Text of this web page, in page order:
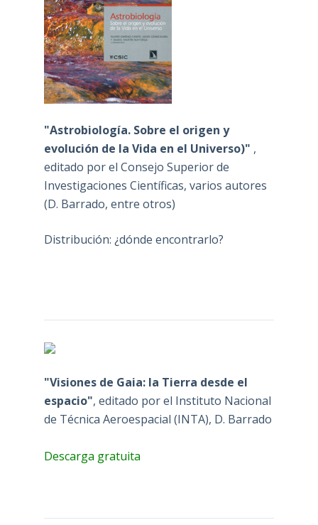
"Astrobiología. Sobre el origen y
evolución de la Vida en el Universo)" ,
editado por el Consejo Superior de
Investigaciones Científicas, varios autores
(D. Barrado, entre otros)
Distribución: ¿dónde encontrarlo?
"Visiones de Gaia: la Tierra desde el
espacio", editado por el Instituto Nacional
de Técnica Aeroespacial (INTA), D. Barrado
Descarga gratuita